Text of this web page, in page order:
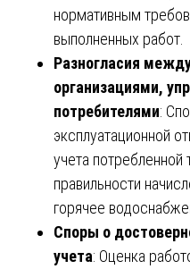
нормативным
выполненных работ.
Разногласия
организациями,
потребителями:
эксплуатационной
учета потребленной
правильности
горячее
Споры о
учета: Оценка